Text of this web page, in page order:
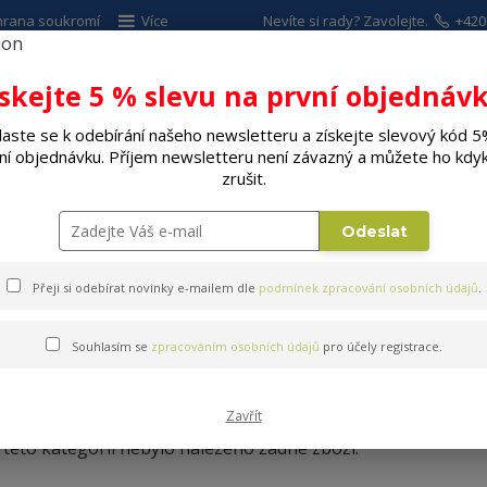
soukromí Více
Hledat
Nevíte si rady? Zavolejte.
SPOTŘEBIČE ELEKTRO DÍLNA A
Pečení chleba, pečiva Pomůcky k pečení pečiva
této kategorii nebylo nalezeno žádné zboží.
5 % slevu na první
se k odebírání našeho newsletteru a získejte slevový kód
objednávku. Příjem newsletteru není závazný a můžete ho
zrušit.
Odeslat
Přeji si odebírat novinky e-mailem dle podmínek zpracování osobních údajů.
Souhlasím se zpracováním osobních údajů pro účely registrace.
Zavřít